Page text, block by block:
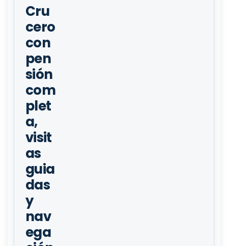
Cru
cero
con
pen
sión
com
plet
a,
visit
as
guia
das
y
nav
ega